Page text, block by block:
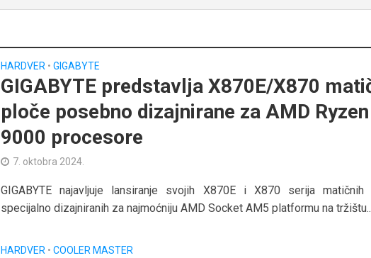
HARDVER • GIGABYTE
GIGABYTE predstavlja X870E/X870
ploče posebno dizajnirane za AMD Ryzen
9000 procesore
7. oktobra 2024.
GIGABYTE najavljuje lansiranje svojih X870E i X870 serija matičnih
specijalno dizajniranih za najmoćniju AMD Socket AM5 platformu na
HARDVER • COOLER MASTER